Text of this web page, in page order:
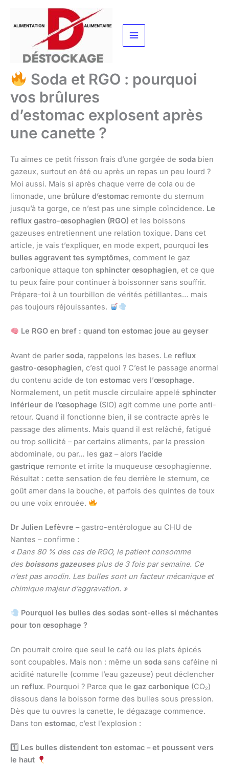
contenu
Soda et RGO : pourquoi
vos brûlures
d’estomac explosent après
une canette ?
Tu aimes ce petit frisson frais d’une gorgée de soda bien
gazeux, surtout en été ou après un repas un peu lourd ?
Moi aussi. Mais si après chaque verre de cola ou de
limonade, une brûlure d’estomac remonte du sternum
jusqu’à ta gorge, ce n’est pas une simple coïncidence. Le
reflux gastro-œsophagien (RGO) et les boissons
gazeuses entretiennent une relation toxique. Dans cet
article, je vais t’expliquer, en mode expert, pourquoi les
bulles aggravent tes symptômes, comment le gaz
carbonique attaque ton sphincter œsophagien, et ce que
tu peux faire pour continuer à boissonner sans souffrir.
Prépare-toi à un tourbillon de vérités pétillantes… mais
pas toujours réjouissantes.
Le RGO en bref : quand ton estomac joue au geyser
Avant de parler soda, rappelons les bases. Le reflux
gastro-œsophagien, c’est quoi ? C’est le passage anormal
du contenu acide de ton estomac vers l’œsophage.
Normalement, un petit muscle circulaire appelé sphincter
inférieur de l’œsophage (SIO) agit comme une porte anti-
retour. Quand il fonctionne bien, il se contracte après le
passage des aliments. Mais quand il est relâché, fatigué
ou trop sollicité – par certains aliments, par la pression
abdominale, ou par… les gaz – alors l’acide
gastrique remonte et irrite la muqueuse œsophagienne.
Résultat : cette sensation de feu derrière le sternum, ce
goût amer dans la bouche, et parfois des quintes de toux
ou une voix enrouée.
Dr Julien Lefèvre – gastro-entérologue au CHU de
Nantes – confirme :
« Dans 80 % des cas de RGO, le patient consomme
des boissons gazeusesplus de 3 fois par semaine. Ce
n’est pas anodin. Les bulles sont un facteur mécanique et
chimique majeur d’aggravation. »
Pourquoi les bulles des sodas sont-elles si méchantes
pour ton œsophage ?
On pourrait croire que seul le café ou les plats épicés
sont coupables. Mais non : même un soda sans caféine ni
acidité naturelle (comme l’eau gazeuse) peut déclencher
un reflux. Pourquoi ? Parce que le gaz carbonique (CO₂)
dissous dans la boisson forme des bulles sous pression.
Dès que tu ouvres la canette, le dégazage commence.
Dans ton estomac, c’est l’explosion :
1️ Les bulles distendent ton estomac – et poussent vers
le haut